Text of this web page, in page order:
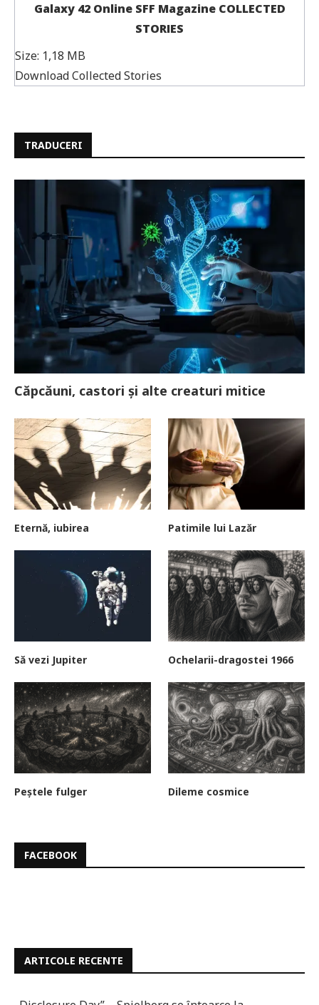
Galaxy 42 Online SFF Magazine COLLECTED
STORIES
Size: 1,18 MB
Download Collected Stories
TRADUCERI
Căpcăuni, castori și alte creaturi mitice
Eternă, iubirea Patimile lui Lazăr
Să vezi Jupiter Ochelarii-dragostei 1966
Peștele fulger Dileme cosmice
FACEBOOK
ARTICOLE RECENTE